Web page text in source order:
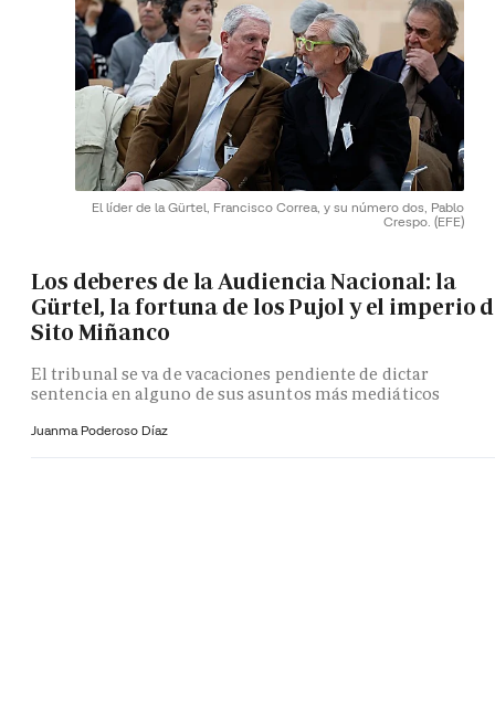
El líder de la Gürtel, Francisco Correa, y su número dos, Pablo
Crespo. (EFE)
Los deberes de la Audiencia Nacional: la
Gürtel, la fortuna de los Pujol y el imperio
Sito Miñanco
El tribunal se va de vacaciones pendiente de dictar
sentencia en alguno de sus asuntos más mediáticos
Juanma Poderoso Díaz